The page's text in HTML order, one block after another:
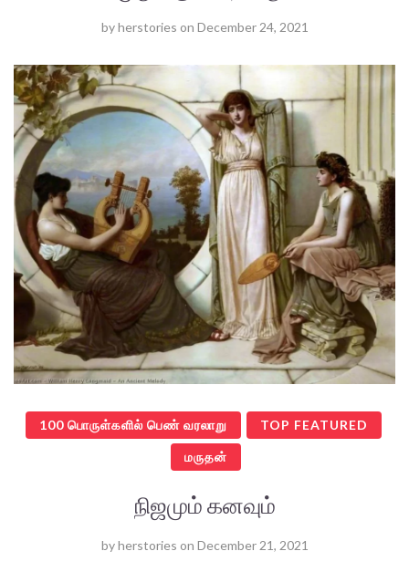
byherstories on December 24, 2021
100 பொருள்களில் பெண் வரலாறு TOP FEATURED
மருதன்
நிஜமும் கனவும்
byherstories on December 21, 2021